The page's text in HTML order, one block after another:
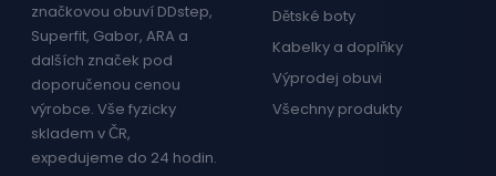
značkovou obuví DDstep,
Superfit, Gabor, ARA a
dalších značek pod
doporučenou cenou
výrobce. Vše fyzicky
skladem v ČR,
expedujeme do 24 hodin.
Dětské boty
Kabelky a doplňky
Výprodej obuvi
Všechny produkty